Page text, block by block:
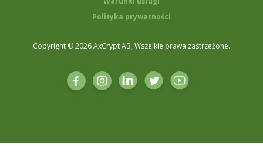
Polityka prywatności
Copyright © 2026 AxCrypt AB, Wszelkie prawa zastrzeżone.